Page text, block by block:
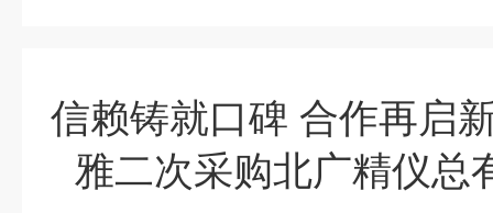
信赖铸就口碑 合作再
雅二次采购北广精仪总